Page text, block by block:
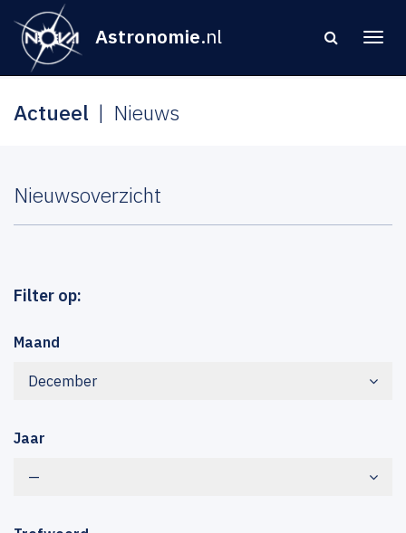
Astronomie.nl
Actueel Nieuws
Nieuwsoverzicht
Filter op:
Maand
December
Jaar
—